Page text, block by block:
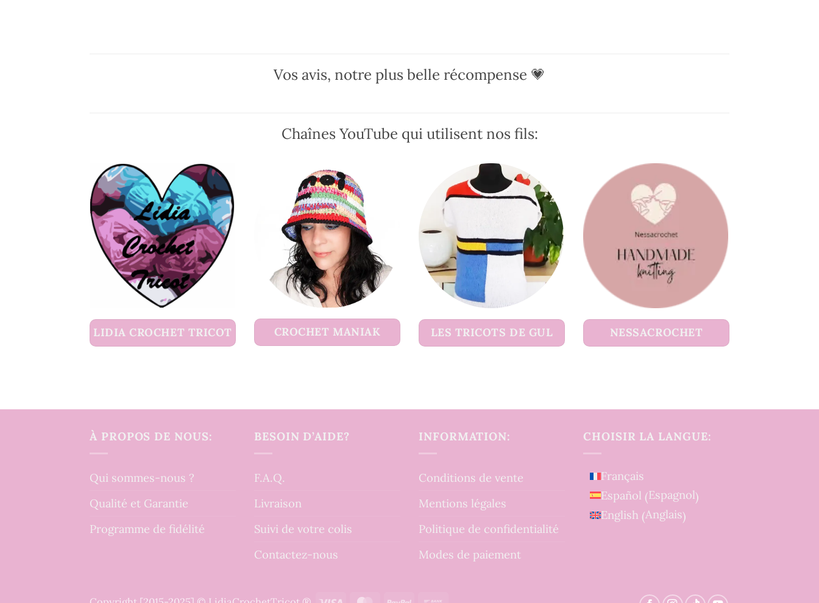
Les
options
choisies
page
du
produit
Vos avis, notre plus belle récompense 💗
Chaînes YouTube qui utilisent nos fils:
LIDIA CROCHET TRICOT CROCHET MANIAK LES TRICOTS DE GUL NESSACROCHET
À PROPOS DE NOUS:
Qui sommes-nous ?
Qualité et Garantie
Programme de fidélité
BESOIN D’AIDE?
F.A.Q.
Livraison
Suivi de votre colis
Contactez-nous
INFORMATION:
Conditions de vente
Mentions légales
Politique de confidentialité
Modes de paiement
CHOISIR LA LANGUE:
Français
Español (Espagnol)
English (Anglais)